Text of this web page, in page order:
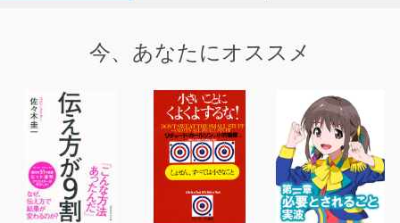
今、あなたにオススメ